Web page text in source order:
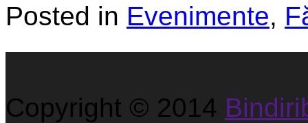
Posted in Evenimente,
Copyright © 2014